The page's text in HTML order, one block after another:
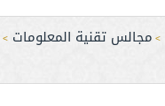
> مجالس تقنية المعلومات >